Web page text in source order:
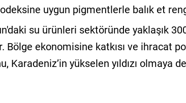
uygun pigmentlerle balık et
su ürünleri sektöründe yaklaşık
Bölge ekonomisine katkısı ve ihracat
Karadeniz’in yükselen yıldızı olmaya